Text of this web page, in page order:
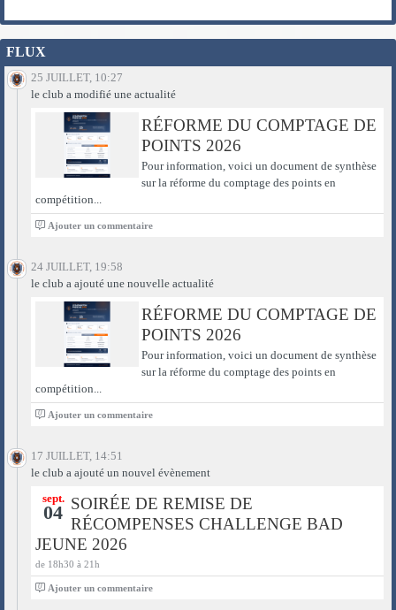
FLUX
25 JUILLET, 10:27
le club a modifié une actualité
RÉFORME DU COMPTAGE DE
POINTS 2026
Pour information, voici un document de synthèse
sur la réforme du comptage des points en
compétition...
0 Ajouter un commentaire
24 JUILLET, 19:58
le club a ajouté une nouvelle actualité
RÉFORME DU COMPTAGE DE
POINTS 2026
Pour information, voici un document de synthèse
sur la réforme du comptage des points en
compétition...
0 Ajouter un commentaire
17 JUILLET, 14:51
le club a ajouté un nouvel évènement
sept.
04 SOIRÉE DE REMISE DE
RÉCOMPENSES CHALLENGE BAD
JEUNE 2026
de 18h30 à 21h
0 Ajouter un commentaire